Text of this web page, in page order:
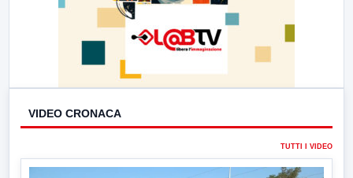
VIDEO CRONACA
TUTTI I VIDEO